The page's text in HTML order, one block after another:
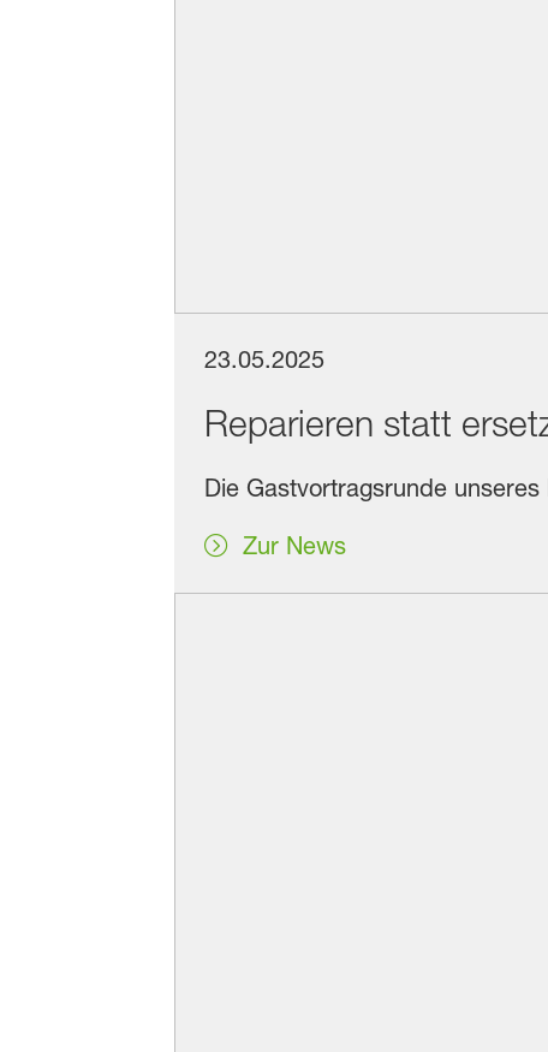
23.05.2025
Reparieren statt
Die Gastvortragsrunde
Zur News